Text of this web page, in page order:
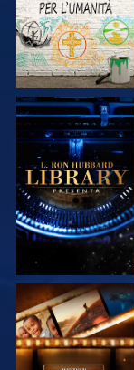
ESPLORA LE
SERIE
ESPLORA LE
SERIE